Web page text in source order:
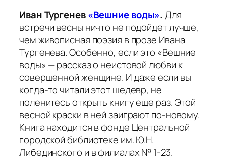
Иван Тургенев«Вешние воды». Для
встречи весны ничто не подойдет лучше,
чем живописная поэзия в прозе Ивана
Тургенева. Особенно, если это «Вешние
воды» — рассказ о неистовой любви к
совершенной женщине. И даже если вы
когда-то читали этот шедевр, не
поленитесь открыть книгу еще раз. Этой
весной краски в ней заиграют по-новому.
Книга находится в фонде Центральной
городской библиотеке им. Ю.Н.
Либединского и в филиалах № 1-23.